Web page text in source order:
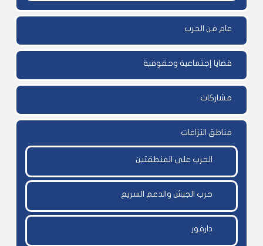
عام من الحرب
قضايا إجتماعية وحقوقية
مشاركات
مناطق النزاعات
الحرب على المنطقتين
حرب الجيش والدعم السريع
دارفور